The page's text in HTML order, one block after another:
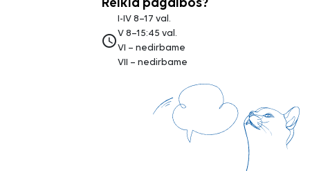
Reikia pagalbos?
access_time
I-IV 8–17 val.
V 8–15:45 val.
VI – nedirbame
VII – nedirbame